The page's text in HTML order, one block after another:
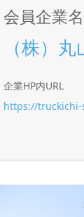
会員企業名
（株）
企業HP内URL
https://truckichi-